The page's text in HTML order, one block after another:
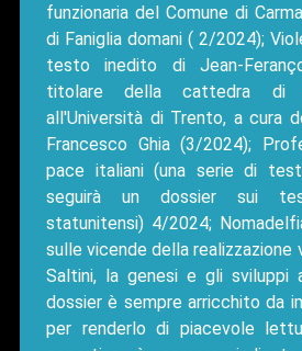
funzionaria del Comune di
di Faniglia domani ( 2/2024);
testo inedito di Jean-
titolare della cattedra di
all'Università di Trento, a cura
Francesco Ghia (3/2024);
pace italiani (una serie di
seguirà un dossier sui
statunitensi) 4/2024;
sulle vicende della realizzazione
Saltini, la genesi e gli sviluppi
dossier è sempre arricchito da
per renderlo di piacevole